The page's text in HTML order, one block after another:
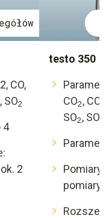
CO,
, SO2
4
2
testo 350
CO2, CO
SO2, SO
Pomiary
pomiary